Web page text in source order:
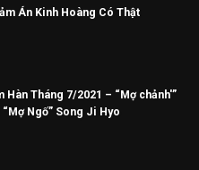
Án Kinh Hoàng Có Thật
Hàn Tháng 7/2021 – “Mợ chảnh'”
Ngố” Song Ji Hyo